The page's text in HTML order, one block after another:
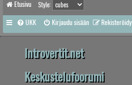
Etusivu Style:
UKK Kirjaudu sisään Rekisteröidy
Introvertit.net
Keskustelufoorumi